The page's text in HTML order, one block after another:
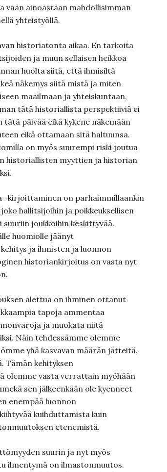
vaan ainoastaan mahdollisimman
yhteistyöllä.
historiatonta aikaa. En tarkoita
ja muun sellaisen heikkoa
huolta siitä, että ihmisiltä
näkemys siitä mistä ja miten
maailmaan ja yhteiskuntaan,
tätä historiallista perspektiiviä ei
päivää eikä kykene näkemään
eikä ottamaan sitä haltuunsa.
on myös suurempi riski joutua
historiallisten myyttien ja historian
-kirjoittaminen on parhaimmillaankin
hallitsijoihin ja poikkeuksellisen
suuriin joukkoihin keskittyvää.
huomiolle jäänyt
ja ihmisten ja luonnon
historiankirjoitus on vasta nyt
alettua on ihminen ottanut
tapoja ammentaa
ja muokata niitä
Näin tehdessämme olemme
yhä kasvavan määrän jätteitä,
Tämän kehityksen
olemme vasta verrattain myöhään
sen jälkeenkään ole kyenneet
enempää luonnon
kuihduttamista kuin
etenemistä.
suurin ja nyt myös
ilmentymä on ilmastonmuutos.